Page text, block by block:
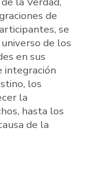
de
se
de los
en sus
integración
los
la
hasta los
de la